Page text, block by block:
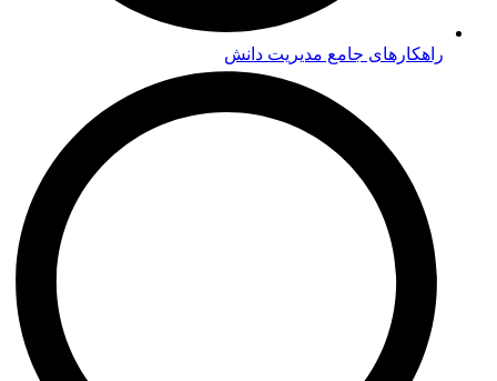
راهکارهای جامع مدیریت دانش